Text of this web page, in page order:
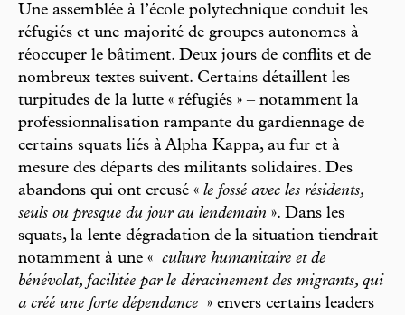
Une assemblée à l’école polytechnique conduit les
réfugiés et une majorité de groupes autonomes à
réoccuper le bâtiment. Deux jours de conflits et de
nombreux textes suivent. Certains détaillent les
turpitudes de la lutte « réfugiés » – notamment la
professionnalisation rampante du gardiennage de
certains squats liés à Alpha Kappa, au fur et à
mesure des départs des militants solidaires. Des
abandons qui ont creusé « le fossé avec les résidents,
seuls ou presque du jour au lendemain ». Dans les
squats, la lente dégradation de la situation tiendrait
notamment à une « culture humanitaire et de
bénévolat, facilitée par le déracinement des migrants, qui
a créé une forte dépendance » envers certains leaders